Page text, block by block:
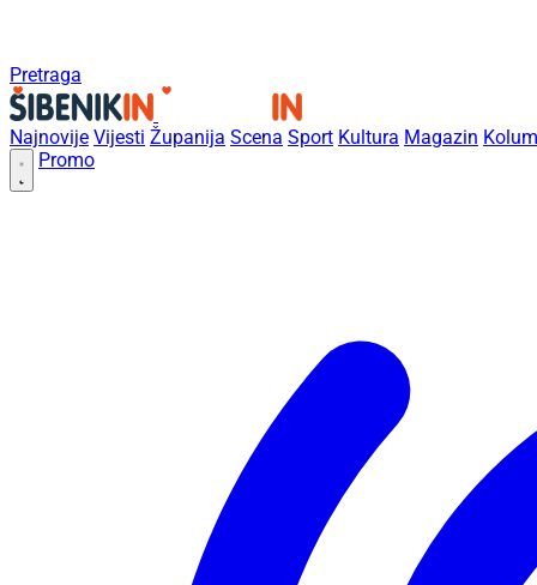
Pretraga
Najnovije Vijesti Županija Scena Sport Kultura Magazin
Promo